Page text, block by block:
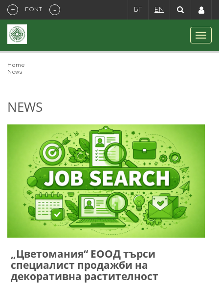
+ FONT - БГ EN
Home
News
NEWS
„Цветомания“ ЕООД търси
специалист продажби на
декоративна растителност